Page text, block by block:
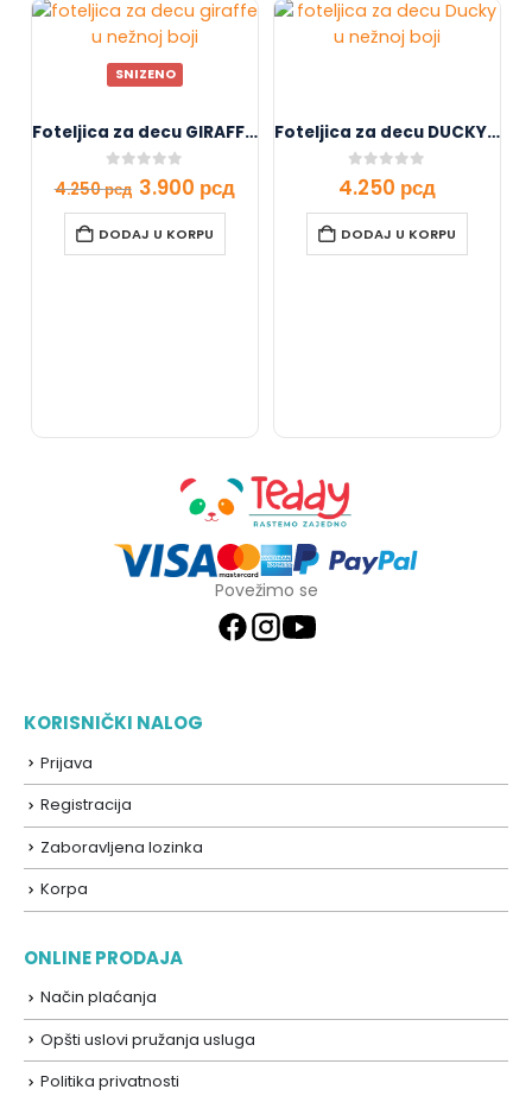
SNIZENO
Foteljica za decu GIRAFFE B01
out of 5
4.250рсд 3.900 рсд
DODAJ U KORPU
Foteljica za decu DUCKY B015
0 out of 5
4.250 рсд
DODAJ U KORPU
Povežimo se
KORISNIČKI NALOG
Prijava
Registracija
Zaboravljena lozinka
Korpa
ONLINE PRODAJA
Način plaćanja
Opšti uslovi pružanja usluga
Politika privatnosti